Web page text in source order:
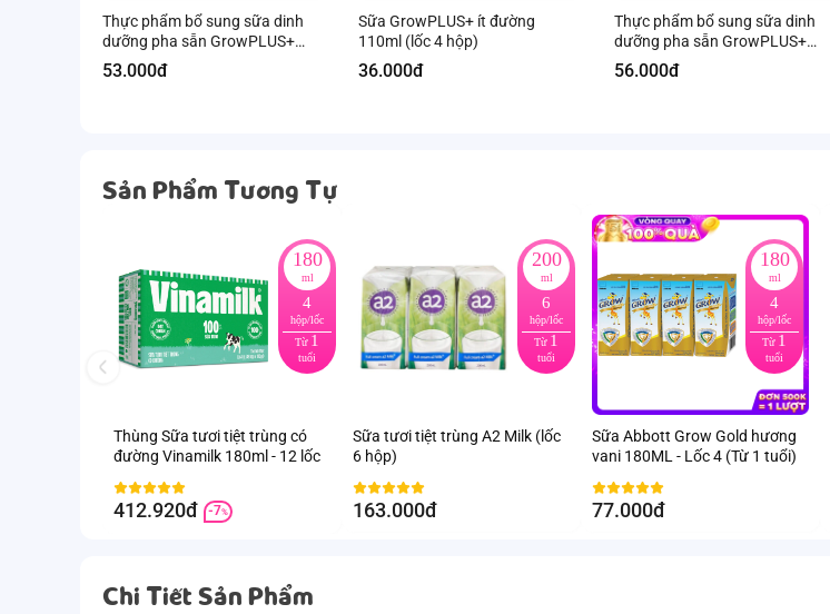
Thực phẩm bổ sung sữa dinh
dưỡng pha sẵn GrowPLUS+
(Bạc), 4x110ml (trên 1 tuổi)
53.000đ
Sữa GrowPLUS+ ít đường
110ml (lốc 4 hộp)
36.000đ
Thực phẩm bổ sung sữa dinh
dưỡng pha sẵn GrowPLUS+
Colos Immunel, 4x110ml (trên 1
tuổi)
56.000đ
Sản Phẩm Tương Tự
180
ml
4
hộp/lốc
Từ 1
tuổi
Thùng Sữa tươi tiệt trùng có
đường Vinamilk 180ml - 12 lốc
412.920đ -7%
200
ml
6
hộp/lốc
Từ 1
tuổi
Sữa tươi tiệt trùng A2 Milk (lốc
6 hộp)
163.000đ
180
ml
4
hộp/lốc
Từ 1
tuổi
Sữa Abbott Grow Gold hương
vani 180ML - Lốc 4 (Từ 1 tuổi)
77.000đ
Chi Tiết Sản Phẩm